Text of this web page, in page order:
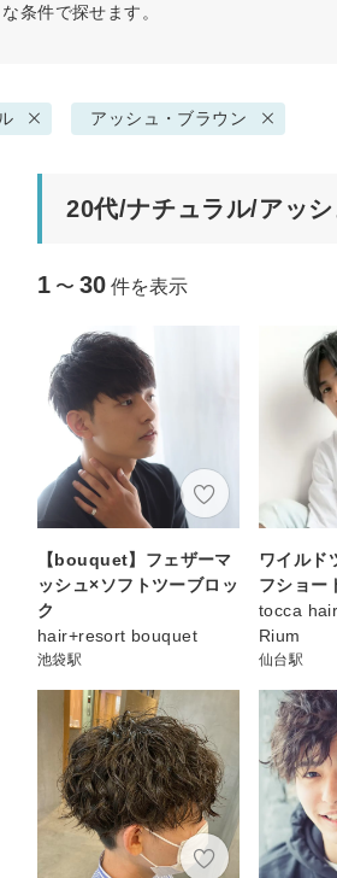
条件で探せます。
アッシュ・ブラウン
20代/ナチュラル/アッ
1 〜 30 件を表示
【bouquet】フェザーマ
ッシュ×ソフトツーブロッ
ク
hair+resort bouquet
池袋駅
ワイルド
フショー
tocca
Rium
仙台駅